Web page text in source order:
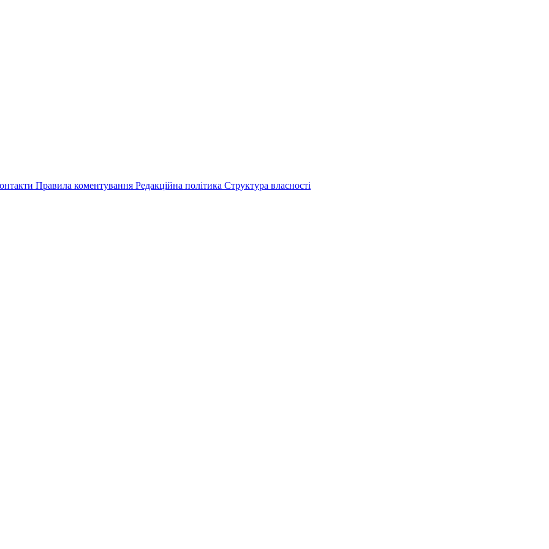
Правила коментування Редакційна політика Структура власності